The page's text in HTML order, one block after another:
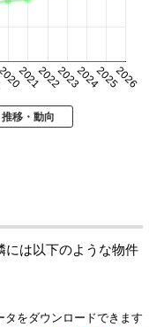
202120222023202420252026
移・動向
には以下のような物件
をダウンロードできます